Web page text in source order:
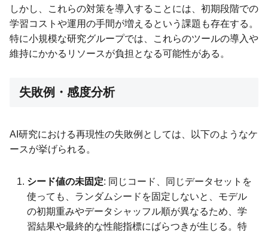
しかし、これらの対策を導入することには、初期段階での
学習コストや運用の手間が増えるという課題も存在する。
特に小規模な研究グループでは、これらのツールの導入や
維持にかかるリソースが負担となる可能性がある。
失敗例・感度分析
AI研究における再現性の失敗例としては、以下のようなケ
ースが挙げられる。
シード値の未固定: 同じコード、同じデータセットを
使っても、ランダムシードを固定しないと、モデル
の初期重みやデータシャッフル順が異なるため、学
習結果や最終的な性能指標にばらつきが生じる。特